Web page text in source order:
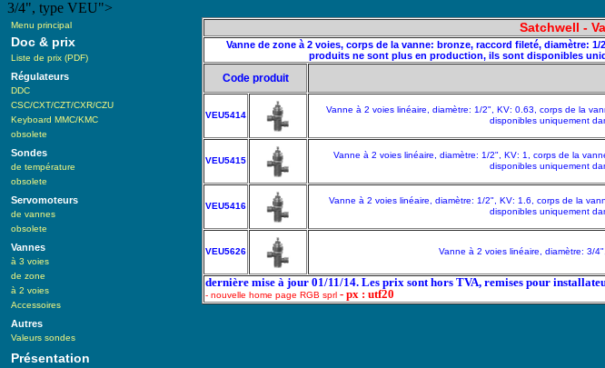
3/4", type VEU">
Menu principal
Doc & prix
Liste de prix (PDF)
Régulateurs
DDC
CSC/CXT/CZT/CXR/CZU
Keyboard MMC/KMC
obsolete
Sondes
de température
obsolete
Servomoteurs
de vannes
obsolete
Vannes
à 3 voies
de zone
à 2 voies
Accessoires
Autres
Valeurs sondes
Présentation
Satchwell -
Vanne de zone à 2 voies, corps de la vanne: bronze, raccord fileté, diamètre:
produits ne sont plus en production, ils sont disponibles
Code produit
VEU5414
Vanne à 2 voies linéaire, diamètre: 1/2", KV: 0.63, corps de la
disponibles uniquement
VEU5415
Vanne à 2 voies linéaire, diamètre: 1/2", KV: 1, corps de la
disponibles uniquement
VEU5416
Vanne à 2 voies linéaire, diamètre: 1/2", KV: 1.6, corps de la
disponibles uniquement
VEU5626 Vanne à 2 voies linéaire, diamètre: 3/
dernière mise à jour 01/11/14. Les prix sont hors TVA, remises pour
- nouvelle home page RGB sprl - px : utf20